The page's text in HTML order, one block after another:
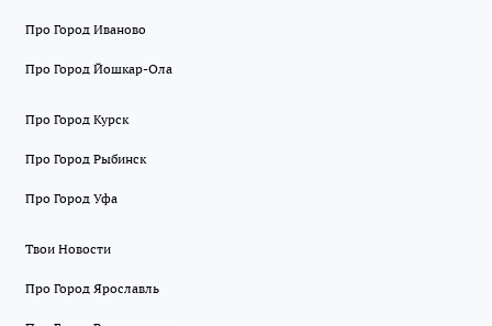
Про Город Иваново
Про Город Йошкар-Ола
Про Город Курск
Про Город Рыбинск
Про Город Уфа
Твои Новости
Про Город Ярославль